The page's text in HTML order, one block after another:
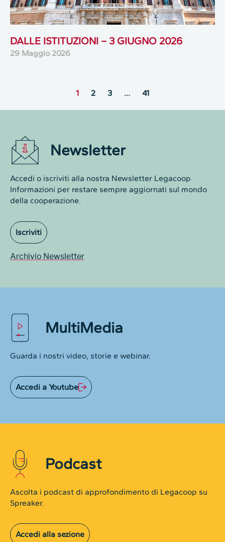
DALLE ISTITUZIONI – 3 GIUGNO 2026
29 Maggio 2026
1 2 3 … 41
Newsletter
Accedi o iscriviti alla nostra Newsletter Legacoop
Informazioni per restare sempre aggiornati sul mondo
della cooperazione.
Iscriviti
Archivio Newsletter
MultiMedia
Guarda i nostri video, storie e webinar.
Accedi a Youtube
Podcast
Ascolta i podcast di approfondimento di Legacoop su
Spreaker.
Accedi alla sezione